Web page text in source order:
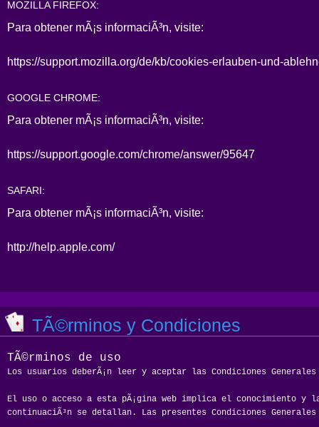
MOZILLA FIREFOX:
Para obtener mÃ¡s informaciÃ³n, visite:
https://support.mozilla.org/de/kb/cookies-erlauben-und-
GOOGLE CHROME:
Para obtener mÃ¡s informaciÃ³n, visite:
https://support.google.com/chrome/answer/95647
SAFARI:
Para obtener mÃ¡s informaciÃ³n, visite:
http://help.apple.com/
TÃ©rminos y Condiciones
TÃ©rminos de uso
Los usuarios deberÃ¡n leer y aceptar las Condiciones
El uso o acceso a esta pÃ¡gina web implica el conocimiento y
continuaciÃ³n se detallan. Las presentes Condiciones